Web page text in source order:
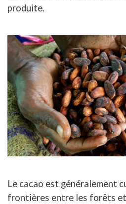
produite.
Le cacao est généralement
frontières entre les forêts